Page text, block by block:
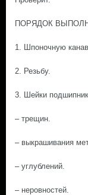
ПОРЯДОК
1. Шпоночную
2. Резьбу.
3. Шейки
– трещин.
– выкрашивания
– углублений.
– неровностей.